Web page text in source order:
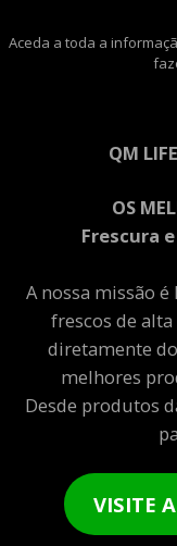
Aceda a toda a
QM
OS
Frescura
A nossa missão
frescos de
diretamente
melhores
Desde produtos
VISITE